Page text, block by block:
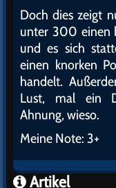
Doch dies zeigt
unter 300 einen
und es sich
einen knorken
handelt.
Lust, mal ein
Ahnung, wieso.
Meine Note: 3+
Artikel